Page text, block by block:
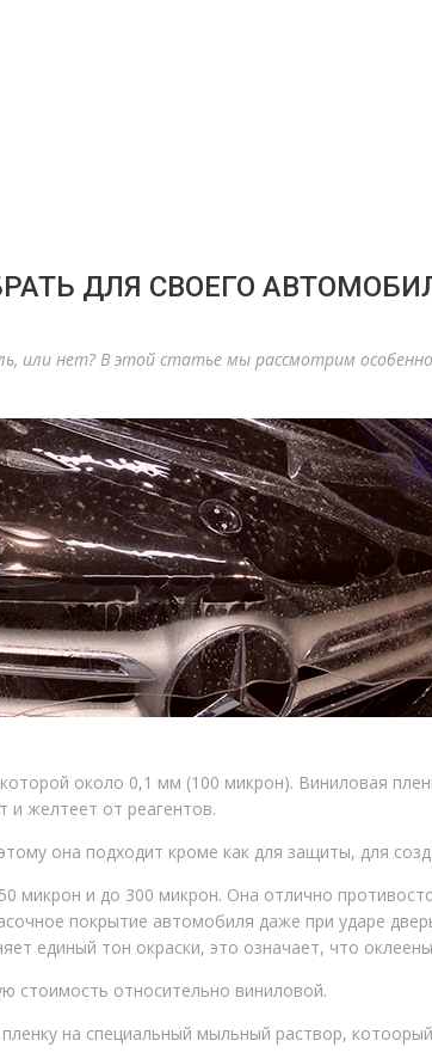
ДЛЯ СВОЕГО
или нет? В этой статье мы рассмотрим
около 0,1 мм (100 микрон). Виниловая
и желтеет от реагентов.
она подходит кроме как для защиты, для
микрон и до 300 микрон. Она отлично
покрытие автомобиля даже при ударе
единый тон окраски, это означает, что
стоимость относительно виниловой.
на специальный мыльный раствор,